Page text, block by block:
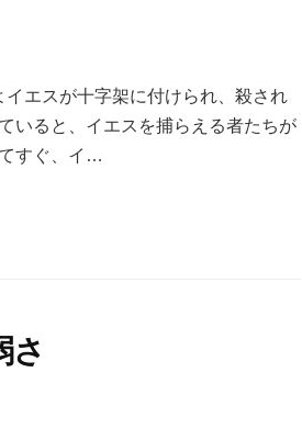
エスが十字架に付けられ、殺され
いると、イエスを捕らえる者たちが
すぐ、イ…
さ